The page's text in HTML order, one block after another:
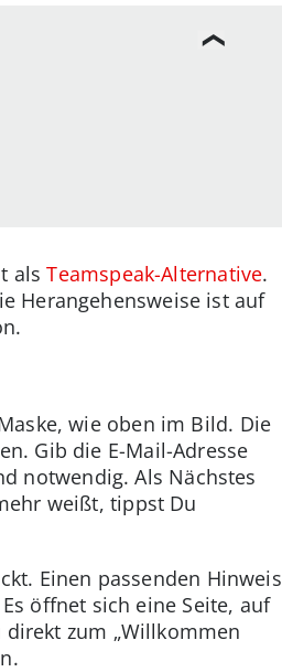
alsTeamspeak-Alternative.
Herangehensweise ist auf
wie oben im Bild. Die
Gib die E-Mail-Adresse
notwendig. Als Nächstes
weißt, tippst Du
Einen passenden Hinweis
öffnet sich eine Seite, auf
zum „Willkommen